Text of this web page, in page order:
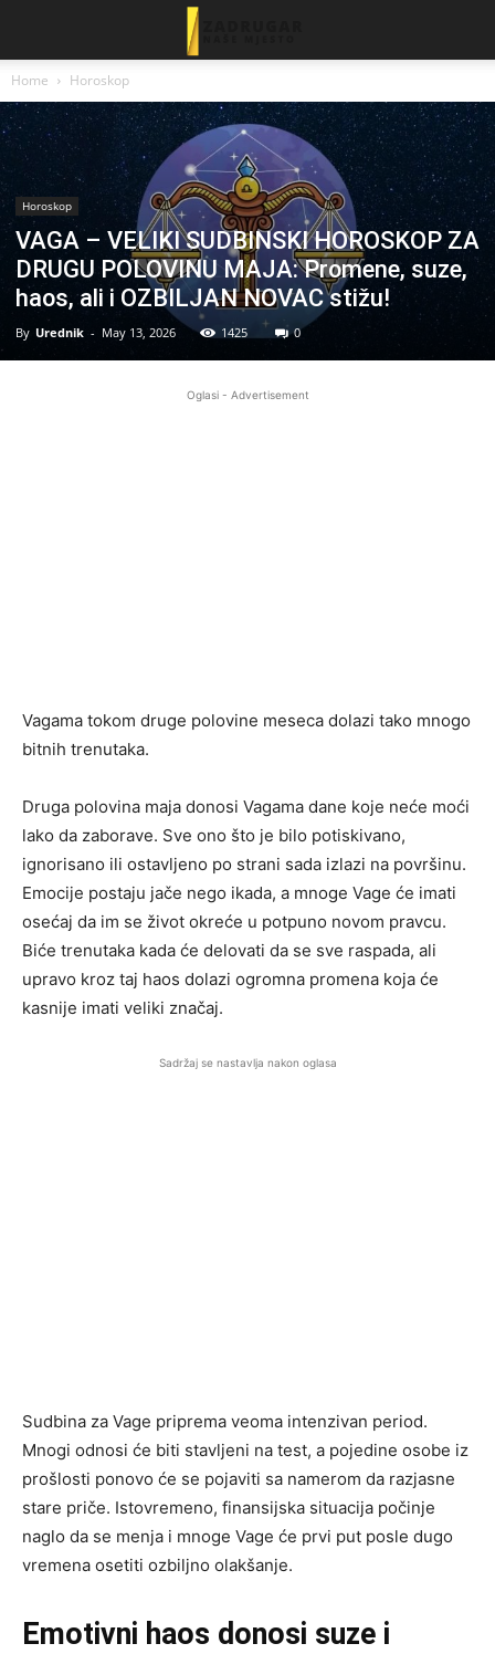
Home Horoskop
Horoskop
VAGA – VELIKI SUDBINSKI HOROSKOP ZA
DRUGU POLOVINU MAJA: Promene, suze,
haos, ali i OZBILJAN NOVAC stižu!
By Urednik - May 13, 2026 1425 0
Oglasi - Advertisement
Vagama tokom druge polovine meseca dolazi tako mnogo
bitnih trenutaka.
Druga polovina maja donosi Vagama dane koje neće moći
lako da zaborave. Sve ono što je bilo potiskivano,
ignorisano ili ostavljeno po strani sada izlazi na površinu.
Emocije postaju jače nego ikada, a mnoge Vage će imati
osećaj da im se život okreće u potpuno novom pravcu.
Biće trenutaka kada će delovati da se sve raspada, ali
upravo kroz taj haos dolazi ogromna promena koja će
kasnije imati veliki značaj.
Sadržaj se nastavlja nakon oglasa
Sudbina za Vage priprema veoma intenzivan period.
Mnogi odnosi će biti stavljeni na test, a pojedine osobe iz
prošlosti ponovo će se pojaviti sa namerom da razjasne
stare priče. Istovremeno, finansijska situacija počinje
naglo da se menja i mnoge Vage će prvi put posle dugo
vremena osetiti ozbiljno olakšanje.
Emotivni haos donosi suze i